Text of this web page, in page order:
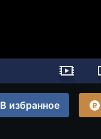
В избранное